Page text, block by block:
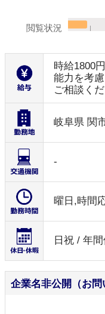
閲覧状況
時給1800
能力を考
ご相談くだ
岐阜県 関
-
曜日,時間
日祝 / 年
企業名非公開（お問